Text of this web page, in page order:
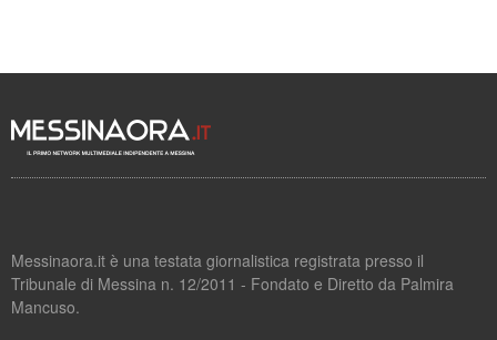
Messinaora.it è una testata giornalistica registrata presso il
Tribunale di Messina n. 12/2011 - Fondato e Diretto da Palmira
Mancuso.